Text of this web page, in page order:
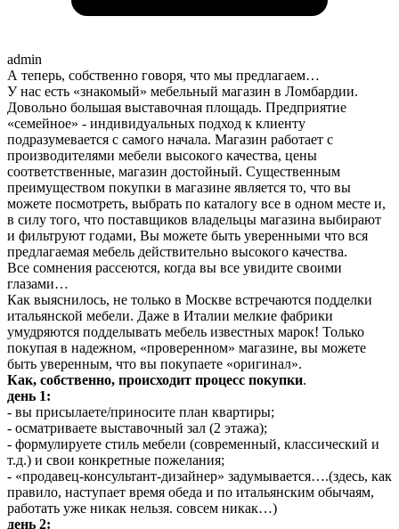
admin
А теперь, собственно говоря, что мы предлагаем…
У нас есть «знакомый» мебельный магазин в Ломбардии.
Довольно большая выставочная площадь. Предприятие
«семейное» - индивидуальных подход к клиенту
подразумевается с самого начала. Магазин работает с
производителями мебели высокого качества, цены
соответственные, магазин достойный. Существенным
преимуществом покупки в магазине является то, что вы
можете посмотреть, выбрать по каталогу все в одном месте и,
в силу того, что поставщиков владельцы магазина выбирают
и фильтруют годами, Вы можете быть уверенными что вся
предлагаемая мебель действительно высокого качества.
Все сомнения рассеются, когда вы все увидите своими
глазами…
Как выяснилось, не только в Москве встречаются подделки
итальянской мебели. Даже в Италии мелкие фабрики
умудряются подделывать мебель известных марок! Только
покупая в надежном, «проверенном» магазине, вы можете
быть уверенным, что вы покупаете «оригинал».
Как, собственно, происходит процесс покупки.
день 1:
- вы присылаете/приносите план квартиры;
- осматриваете выставочный зал (2 этажа);
- формулируете стиль мебели (современный, классический и
т.д.) и свои конкретные пожелания;
- «продавец-консультант-дизайнер» задумывается….(здесь, как
правило, наступает время обеда и по итальянским обычаям,
работать уже никак нельзя. совсем никак…)
день 2: